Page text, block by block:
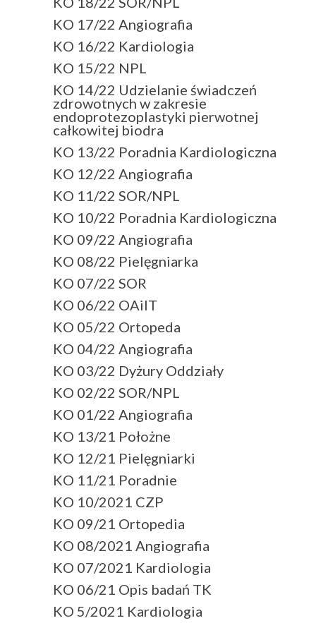
KO 17/22 Angiografia
KO 16/22 Kardiologia
KO 15/22 NPL
KO 14/22 Udzielanie świadczeń
zdrowotnych w zakresie
endoprotezoplastyki pierwotnej
całkowitej biodra
KO 13/22 Poradnia Kardiologiczna
KO 12/22 Angiografia
KO 11/22 SOR/NPL
KO 10/22 Poradnia Kardiologiczna
KO 09/22 Angiografia
KO 08/22 Pielęgniarka
KO 07/22 SOR
KO 06/22 OAiIT
KO 05/22 Ortopeda
KO 04/22 Angiografia
KO 03/22 Dyżury Oddziały
KO 02/22 SOR/NPL
KO 01/22 Angiografia
KO 13/21 Położne
KO 12/21 Pielęgniarki
KO 11/21 Poradnie
KO 10/2021 CZP
KO 09/21 Ortopedia
KO 08/2021 Angiografia
KO 07/2021 Kardiologia
KO 06/21 Opis badań TK
KO 5/2021 Kardiologia